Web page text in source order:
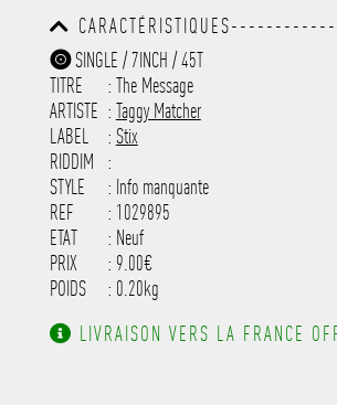
-------------
---------------------
SINGLE / 7INCH / 45T
TITRE
: The Message
ARTISTE : Taggy Matcher
LABEL
: Stix
RIDDIM
:
STYLE
: Info manquante
REF
: 1029895
ETAT
: Neuf
PRIX
: 9.00€
POIDS
: 0.20kg
LIVRAISON VERS LA FRANCE